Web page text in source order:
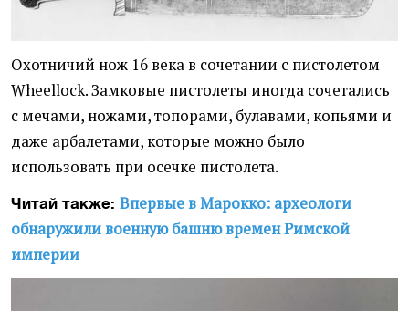
Охотничий нож 16 века в сочетании с пистолетом
Wheellock. Замковые пистолеты иногда сочетались
с мечами, ножами, топорами, булавами, копьями и
даже арбалетами, которые можно было
использовать при осечке пистолета.
Читай также: Впервые в Марокко: археологи
обнаружили военную башню времен Римской
империи